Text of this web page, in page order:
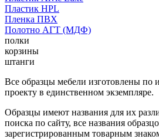
Пластик HPL
Пленка ПВХ
Полотно АГТ (МДФ)
полки
корзины
штанги
Все образцы мебели изготовлены по
проекту в единственном экземпляре.
Образцы имеют названия для их
поиска по сайту, все названия
зарегистрированным товарным